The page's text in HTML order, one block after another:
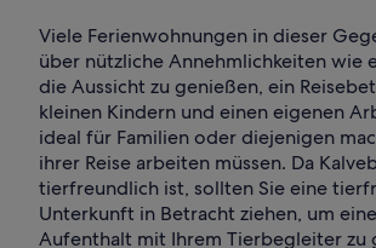
Viele Ferienwohnungen in dieser
über nützliche Annehmlichkeiten wie
die Aussicht zu genießen, ein
kleinen Kindern und einen eigenen
ideal für Familien oder diejenigen
ihrer Reise arbeiten müssen. Da
tierfreundlich ist, sollten Sie eine
Unterkunft in Betracht ziehen, um
Aufenthalt mit Ihrem Tierbegleiter zu